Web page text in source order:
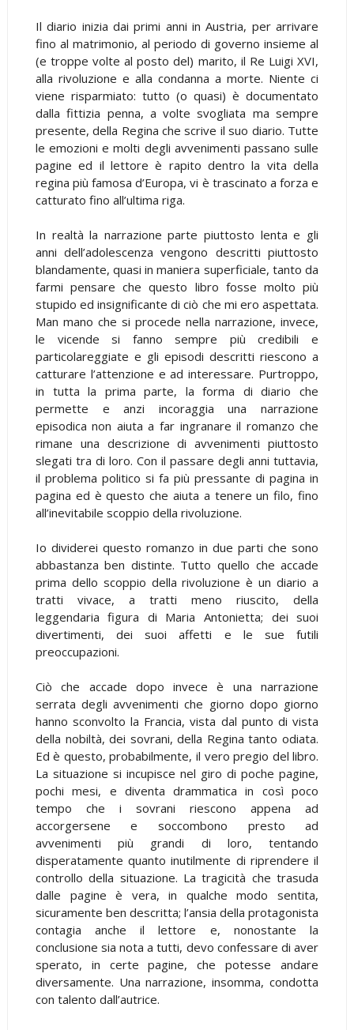
Il diario inizia dai primi anni in Austria, per arrivare
fino al matrimonio, al periodo di governo insieme al
(e troppe volte al posto del) marito, il Re Luigi XVI,
alla rivoluzione e alla condanna a morte. Niente ci
viene risparmiato: tutto (o quasi) è documentato
dalla fittizia penna, a volte svogliata ma sempre
presente, della Regina che scrive il suo diario. Tutte
le emozioni e molti degli avvenimenti passano sulle
pagine ed il lettore è rapito dentro la vita della
regina più famosa d’Europa, vi è trascinato a forza e
catturato fino all’ultima riga.
In realtà la narrazione parte piuttosto lenta e gli
anni dell’adolescenza vengono descritti piuttosto
blandamente, quasi in maniera superficiale, tanto da
farmi pensare che questo libro fosse molto più
stupido ed insignificante di ciò che mi ero aspettata.
Man mano che si procede nella narrazione, invece,
le vicende si fanno sempre più credibili e
particolareggiate e gli episodi descritti riescono a
catturare l’attenzione e ad interessare. Purtroppo,
in tutta la prima parte, la forma di diario che
permette e anzi incoraggia una narrazione
episodica non aiuta a far ingranare il romanzo che
rimane una descrizione di avvenimenti piuttosto
slegati tra di loro. Con il passare degli anni tuttavia,
il problema politico si fa più pressante di pagina in
pagina ed è questo che aiuta a tenere un filo, fino
all’inevitabile scoppio della rivoluzione.
Io dividerei questo romanzo in due parti che sono
abbastanza ben distinte. Tutto quello che accade
prima dello scoppio della rivoluzione è un diario a
tratti vivace, a tratti meno riuscito, della
leggendaria figura di Maria Antonietta; dei suoi
divertimenti, dei suoi affetti e le sue futili
preoccupazioni.
Ciò che accade dopo invece è una narrazione
serrata degli avvenimenti che giorno dopo giorno
hanno sconvolto la Francia, vista dal punto di vista
della nobiltà, dei sovrani, della Regina tanto odiata.
Ed è questo, probabilmente, il vero pregio del libro.
La situazione si incupisce nel giro di poche pagine,
pochi mesi, e diventa drammatica in così poco
tempo che i sovrani riescono appena ad
accorgersene e soccombono presto ad
avvenimenti più grandi di loro, tentando
disperatamente quanto inutilmente di riprendere il
controllo della situazione. La tragicità che trasuda
dalle pagine è vera, in qualche modo sentita,
sicuramente ben descritta; l’ansia della protagonista
contagia anche il lettore e, nonostante la
conclusione sia nota a tutti, devo confessare di aver
sperato, in certe pagine, che potesse andare
diversamente. Una narrazione, insomma, condotta
con talento dall’autrice.